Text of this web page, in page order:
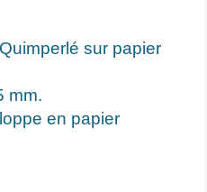
sur papier
mm.
en papier